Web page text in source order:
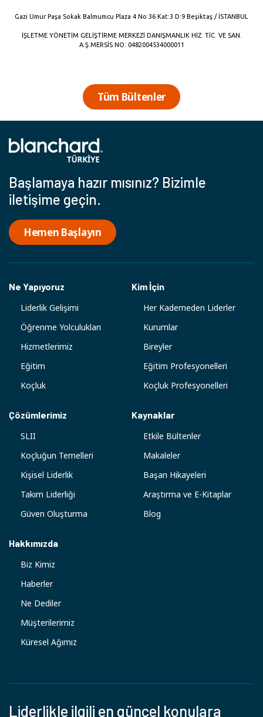
Gazi Umur Paşa Sokak Balmumcu Plaza 4 No:36 Kat:3 D:9 Beşiktaş / İSTANBUL
İŞLETME YÖNETİM GELİŞTİRME MERKEZİ DANIŞMANLIK HİZ. TİC. VE SAN.
A.Ş.MERSİS NO: 0482004534000011
Tüm Bültenler
Başlamaya hazır mısınız? Bizimle
iletişime geçin.
Hemen Başlayın
Ne Yapıyoruz
Liderlik Gelişimi
Öğrenme Yolculukları
Hizmetlerimiz
Eğitim
Koçluk
Kim İçin
Her Kademeden Liderler
Kurumlar
Bireyler
Eğitim Profesyonelleri
Koçluk Profesyonelleri
Çözümlerimiz
SLII
Koçluğun Temelleri
Kişisel Liderlik
Takım Liderliği
Güven Oluşturma
Kaynaklar
Etkile Bültenler
Makaleler
Başarı Hikayeleri
Araştırma ve E-Kitaplar
Blog
Hakkımızda
Biz Kimiz
Haberler
Ne Dediler
Müşterilerimiz
Küresel Ağımız
Liderlikle ilgili en güncel konulara